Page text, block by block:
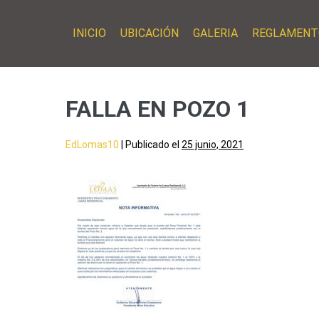
INICIO UBICACIÓN GALERIA
FALLA EN POZO 1
EdLomas10 Publicado el 25 junio, 2021